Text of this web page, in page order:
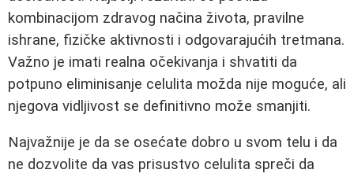
kombinacijom zdravog načina života, pravilne
ishrane, fizičke aktivnosti i odgovarajućih tretmana.
Važno je imati realna očekivanja i shvatiti da
potpuno eliminisanje celulita možda nije moguće, ali
njegova vidljivost se definitivno može smanjiti.
Najvažnije je da se osećate dobro u svom telu i da
ne dozvolite da vas prisustvo celulita spreči da